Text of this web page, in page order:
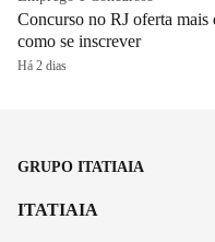
Concurso no RJ oferta mais
como se inscrever
Há 2 dias
GRUPO ITATIAIA
ITATIAIA